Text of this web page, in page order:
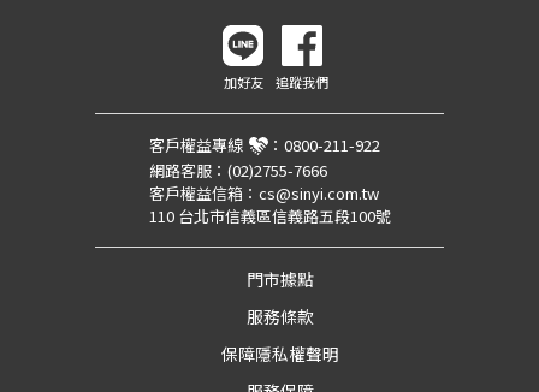
加好友 追蹤我們
客戶權益專線 ： 0800-211-922
網路客服： (02)2755-7666
客戶權益信箱： cs@sinyi.com.tw
110 台北市信義區信義路五段100號
門市據點
服務條款
保障隱私權聲明